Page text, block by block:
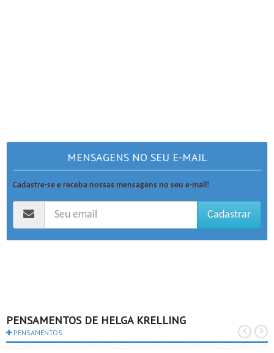
MENSAGENS NO SEU E-MAIL
Cadastre-se e receba nossas mensagens no seu e-mail!
Cadastrar
PENSAMENTOS DE HELGA KRELLING
PENSAMENTOS